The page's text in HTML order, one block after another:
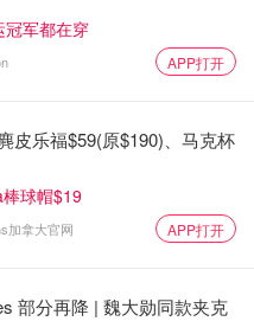
冠军都在穿
APP打开
皮乐福$59(原$190)、马克杯
球帽$19
加拿大官网 APP打开
部分再降 | 魏大勋同款夹克